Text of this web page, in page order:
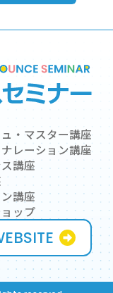
・マスター講座
レーション講座
講座
講座
ップ